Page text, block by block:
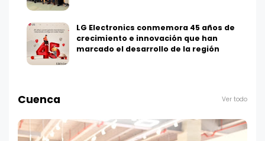
LG Electronics conmemora 45 años de
crecimiento e innovación que han
marcado el desarrollo de la región
Cuenca Ver todo